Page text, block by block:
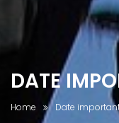
DATE
Home Date